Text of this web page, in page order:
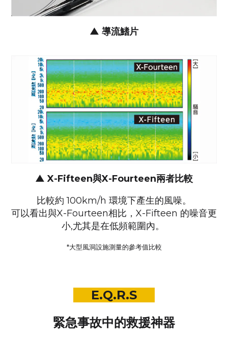
▲ 導流鰭片
▲ X-Fifteen與X-Fourteen兩者比較
比較約 100km/h 環境下產生的風噪。
可以看出與X-Fourteen相比，X-Fifteen 的噪音更
小,尤其是在低頻範圍內。
*大型風洞設施測量的參考值比較
E.Q.R.S
緊急事故中的救援神器